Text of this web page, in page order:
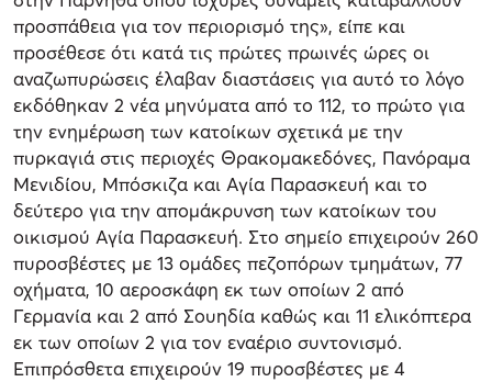
προσπάθεια για τον περιορισμό της», είπε και
προσέθεσε ότι κατά τις πρώτες πρωινές ώρες οι
αναζωπυρώσεις έλαβαν διαστάσεις για αυτό το λόγο
εκδόθηκαν 2 νέα μηνύματα από το 112, το πρώτο για
την ενημέρωση των κατοίκων σχετικά με την
πυρκαγιά στις περιοχές Θρακομακεδόνες, Πανόραμα
Μενιδίου, Μπόσκιζα και Αγία Παρασκευή και το
δεύτερο για την απομάκρυνση των κατοίκων του
οικισμού Αγία Παρασκευή. Στο σημείο επιχειρούν 260
πυροσβέστες με 13 ομάδες πεζοπόρων τμημάτων, 77
οχήματα, 10 αεροσκάφη εκ των οποίων 2 από
Γερμανία και 2 από Σουηδία καθώς και 11 ελικόπτερα
εκ των οποίων 2 για τον εναέριο συντονισμό.
Επιπρόσθετα επιχειρούν 19 πυροσβέστες με 4